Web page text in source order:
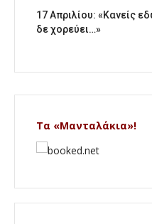
17 Απριλίου: «Κανείς
δε χορεύει…»
Τα «Μανταλάκια»!